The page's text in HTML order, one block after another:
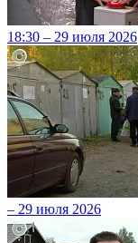
18:30 – 29 июля 2026
– 29 июля 2026